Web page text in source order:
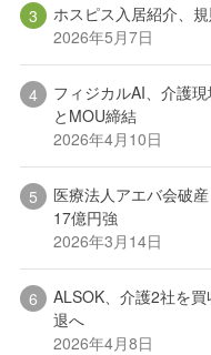
ホスピス入居紹介、
2026年5月7日
フィジカルAI、介護
とMOU締結
2026年4月10日
医療法人アエバ会破
17億円強
2026年3月14日
ALSOK、介護2社を
退へ
2026年4月8日